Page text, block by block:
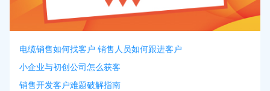
电缆销售如何找客户 销售人员如何跟进客户
小企业与初创公司怎么获客
销售开发客户难题破解指南